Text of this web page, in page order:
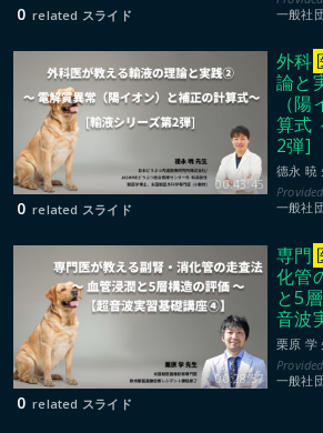
一般社
0 related スライド
00:43:45
外科
論と
（
算式
2弾]
德永 暁
一般社
0 related スライド
00:28:57
専門
化管
と5
音波
栗原 学
一般社
0 related スライド